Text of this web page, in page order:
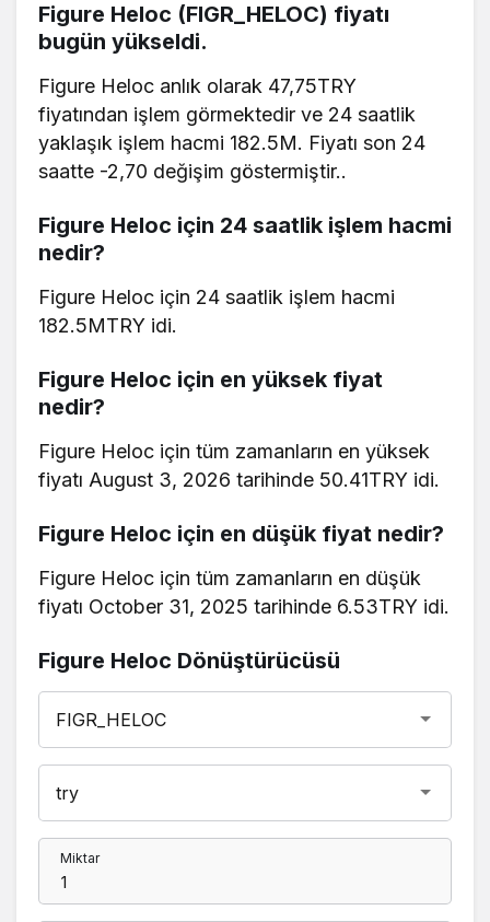
Figure Heloc (FIGR_HELOC) fiyatı
bugün yükseldi.
Figure Heloc anlık olarak 47,75TRY
fiyatından işlem görmektedir ve 24 saatlik
yaklaşık işlem hacmi 182.5M. Fiyatı son 24
saatte -2,70 değişim göstermiştir..
Figure Heloc için 24 saatlik işlem hacmi
nedir?
Figure Heloc için 24 saatlik işlem hacmi
182.5MTRY idi.
Figure Heloc için en yüksek fiyat
nedir?
Figure Heloc için tüm zamanların en yüksek
fiyatı August 3, 2026 tarihinde 50.41TRY idi.
Figure Heloc için en düşük fiyat nedir?
Figure Heloc için tüm zamanların en düşük
fiyatı October 31, 2025 tarihinde 6.53TRY idi.
Figure Heloc Dönüştürücüsü
Miktar